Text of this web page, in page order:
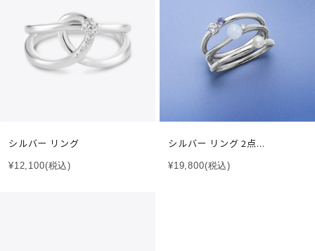
シルバー リング
¥12,100(税込)
シルバー リング 2点...
¥19,800(税込)